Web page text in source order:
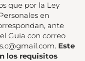
que por la Ley
en
ante
Guia con correo
Este
los requisitos